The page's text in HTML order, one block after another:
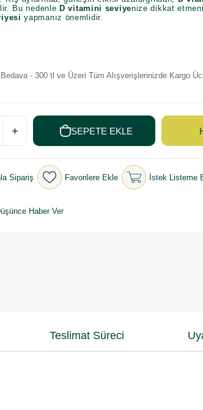
Bu nedenle D vitamini seviyenize dikkat
yapmanız önemlidir.
- 300 tl ve Üzeri Tüm Alışverişlerinizde Kargo
Sipariş Favorilere Ekle İstek Listeme
Haber Ver
Teslimat Süreci